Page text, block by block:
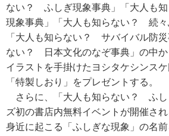
ない？ ふしぎ現象事典」「大人も
現象事典」「大人も知らない？ 続々
「大人も知らない？ サバイバル防
ない？ 日本文化のなぞ事典」の中か
イラストを手掛けたヨシタケシンス
「特製しおり」をプレゼントする。
さらに、「大人も知らない？ ふし
ズ初の書店内無料イベントが開催され
身近に起こる「ふしぎな現象」の名